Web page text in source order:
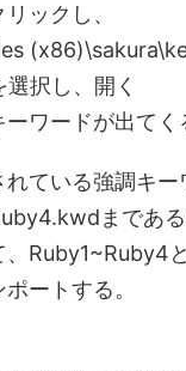
ックし、
択し、開く
ワードが出てく
れている強調キー
まである
、Ruby1~Ruby4
ートする。